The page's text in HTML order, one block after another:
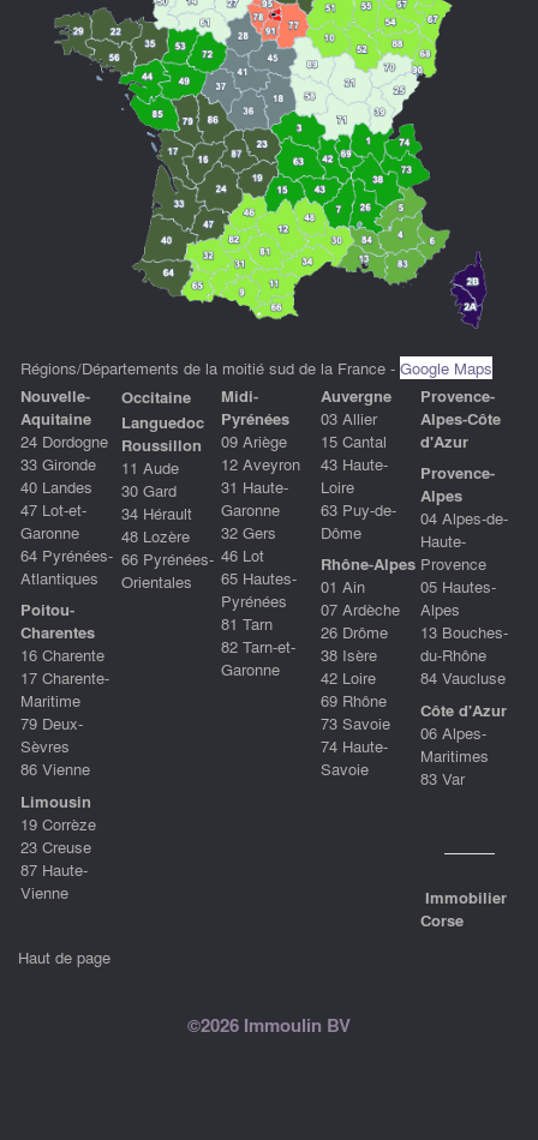
Régions/Départements de la moitié sud de la France - Google Maps
Nouvelle-
Aquitaine
24 Dordogne
33 Gironde
40 Landes
47 Lot-et-
Garonne
64 Pyrénées-
Atlantiques
Poitou-
Charentes
16 Charente
17 Charente-
Maritime
79 Deux-
Sèvres
86 Vienne
Limousin
19 Corrèze
23 Creuse
87 Haute-
Vienne
Occitaine
Languedoc
Roussillon
11 Aude
30 Gard
34 Hérault
48 Lozère
66 Pyrénées-
Orientales
Midi-
Pyrénées
09 Ariège
12 Aveyron
31 Haute-
Garonne
32 Gers
46 Lot
65 Hautes-
Pyrénées
81 Tarn
82 Tarn-et-
Garonne
Auvergne
03 Allier
15 Cantal
43 Haute-
Loire
63 Puy-de-
Dôme
Rhône-Alpes
01 Ain
07 Ardèche
26 Drôme
38 Isère
42 Loire
69 Rhône
73 Savoie
74 Haute-
Savoie
Provence-
Alpes-Côte
d'Azur
Provence-
Alpes
04 Alpes-de-
Haute-
Provence
05 Hautes-
Alpes
13 Bouches-
du-Rhône
84 Vaucluse
Côte d'Azur
06 Alpes-
Maritimes
83 Var
Immobilier
Corse
Haut de page
©2026 Immoulin BV